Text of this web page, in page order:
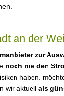
an der
zur
noch nie den
haben,
wir aktuell als